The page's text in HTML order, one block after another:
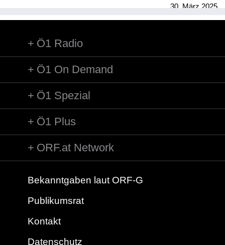
30. März 2025
Ö1 Radio
Ö1 On Demand
Ö1 Spezial
Ö1 Plus
ORF.at Network
Bekanntgaben laut ORF-G
Publikumsrat
Kontakt
Datenschutz